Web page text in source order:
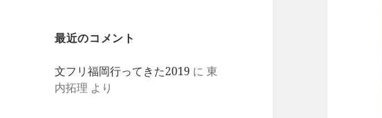
最近のコメント
文フリ福岡行ってきた2019 に東
内拓理 より